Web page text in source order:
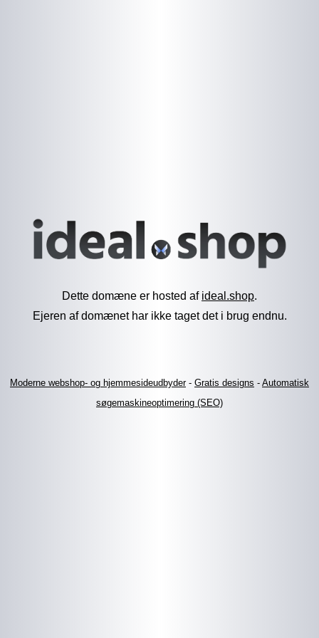
Dette domæne er hosted af ideal.shop.
Ejeren af domænet har ikke taget det i brug endnu.
Moderne webshop- og hjemmesideudbyder- Gratis designs - Automatisk
søgemaskineoptimering (SEO)